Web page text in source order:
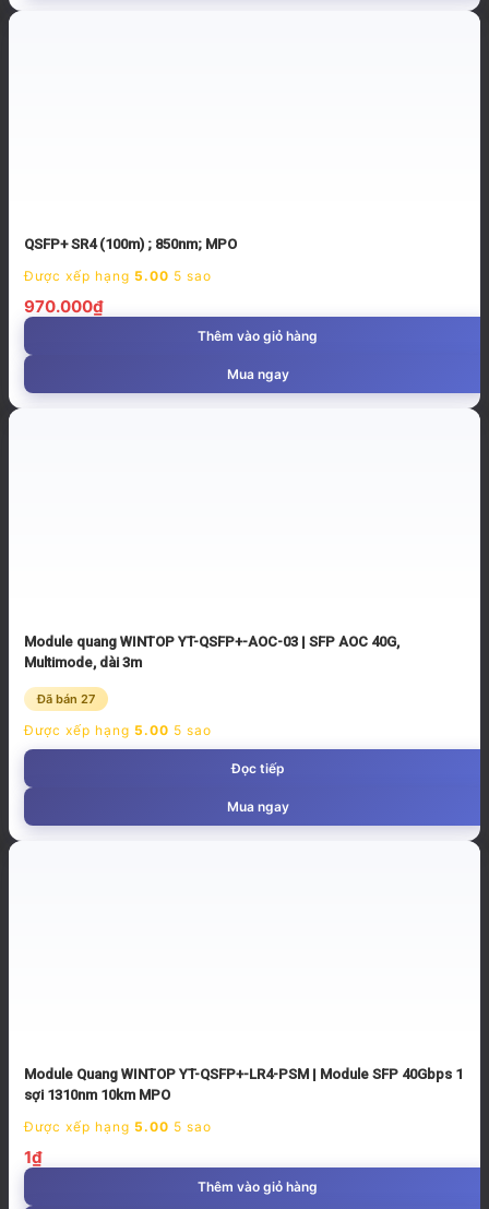
QSFP+ SR4 (100m) ; 850nm; MPO
Được xếp hạng 5.00 5 sao
970.000₫
Thêm vào giỏ hàng
Mua ngay
Module quang WINTOP YT-QSFP+-AOC-03 | SFP AOC 40G,
Multimode, dài 3m
Đã bán 27
Được xếp hạng 5.00 5 sao
Đọc tiếp
Mua ngay
Module Quang WINTOP YT-QSFP+-LR4-PSM | Module SFP 40Gbps 1
sợi 1310nm 10km MPO
Được xếp hạng 5.00 5 sao
1₫
Thêm vào giỏ hàng